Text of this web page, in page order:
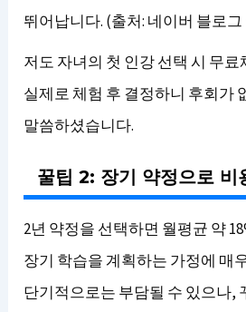
뛰어납니다. (출처: 네이버 블로그
저도 자녀의 첫 인강 선택 시 무
실제로 체험 후 결정하니 후회가
말씀하셨습니다.
꿀팁 2: 장기 약정으로 비
2년 약정을 선택하면 월평균 약
장기 학습을 계획하는 가정에 매
단기적으로는 부담될 수 있으나,